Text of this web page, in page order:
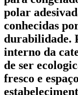
polar
conhecidas
durabilidade.
interno da
de ser
fresco e